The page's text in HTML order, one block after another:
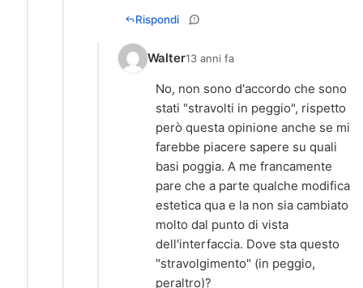
Rispondi
Walter13 anni fa
No, non sono d'accordo che sono
stati "stravolti in peggio", rispetto
però questa opinione anche se mi
farebbe piacere sapere su quali
basi poggia. A me francamente
pare che a parte qualche modifica
estetica qua e la non sia cambiato
molto dal punto di vista
dell'interfaccia. Dove sta questo
"stravolgimento" (in peggio,
peraltro)?